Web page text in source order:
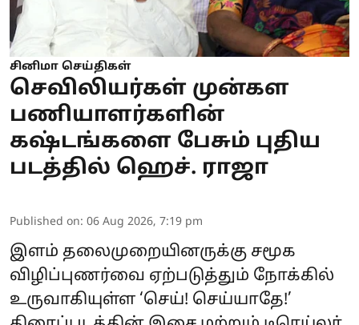
சினிமா செய்திகள்
செவிலியர்கள் முன்கள
பணியாளர்களின்
கஷ்டங்களை பேசும் புதிய
படத்தில் ஹெச். ராஜா
Published on: 06 Aug 2026, 7:19 pm
இளம் தலைமுறையினருக்கு சமூக
விழிப்புணர்வை ஏற்படுத்தும் நோக்கில்
உருவாகியுள்ள ‘செய்! செய்யாதே!’